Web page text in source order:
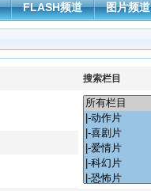
FLASH频道 图片频道
搜索栏目